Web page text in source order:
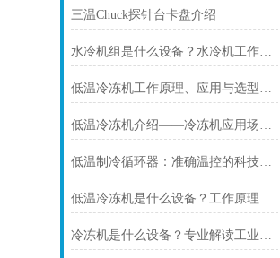
三温Chuck探针台卡盘介绍
水冷机组是什么设备？水冷机工作原理、类型与应用场景全解析
低温冷冻机工作原理、应用与选型全解析
低温冷冻机介绍——冷冻机应用场景与选型指南
低温制冷循环器：准确温控的科技，赋能多行业高质量发展
低温冷冻机是什么设备？工作原理、应用领域与选型要点解析
冷冻机是什么设备？专业解读工业深冷温控设备